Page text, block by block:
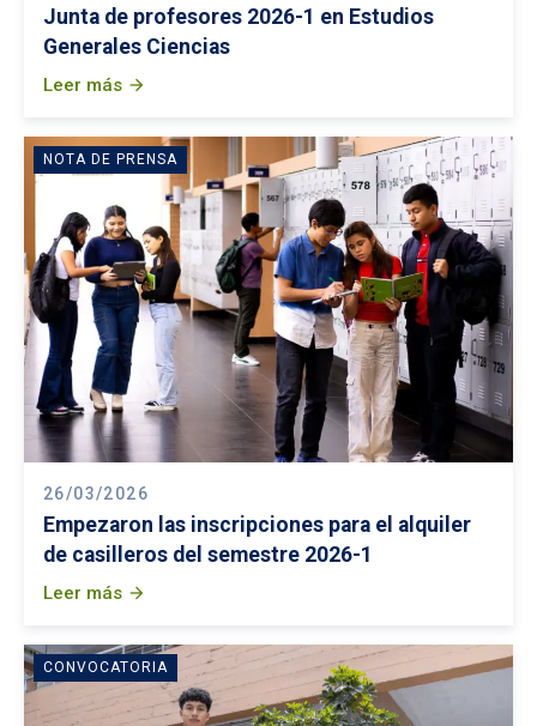
Junta de profesores 2026-1 en Estudios
Generales Ciencias
Leer más arrow_forward
NOTA DE PRENSA
26/03/2026
Empezaron las inscripciones para el alquiler
de casilleros del semestre 2026-1
Leer más arrow_forward
CONVOCATORIA